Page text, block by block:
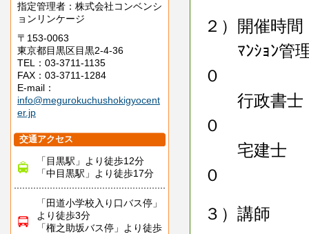
指定管理者：株式会社コンベンシ
ョンリンケージ
〒153-0063
東京都目黒区目黒2-4-36
TEL：03-3711-1135
FAX：03-3711-1284
E-mail：
info@megurokuchushokigyocent
er.jp
交通アクセス
「目黒駅」より徒歩12分
「中目黒駅」より徒歩17分
「田道小学校入り口バス停」
より徒歩3分
「権之助坂バス停」より徒歩
２）開催時
ﾏﾝｼｮﾝ管理
０
行政
０
宅建
０
３）講師 ：